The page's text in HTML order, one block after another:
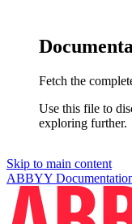
Fetch the
Use this file to
exploring further.
Skip to main content
ABBYY